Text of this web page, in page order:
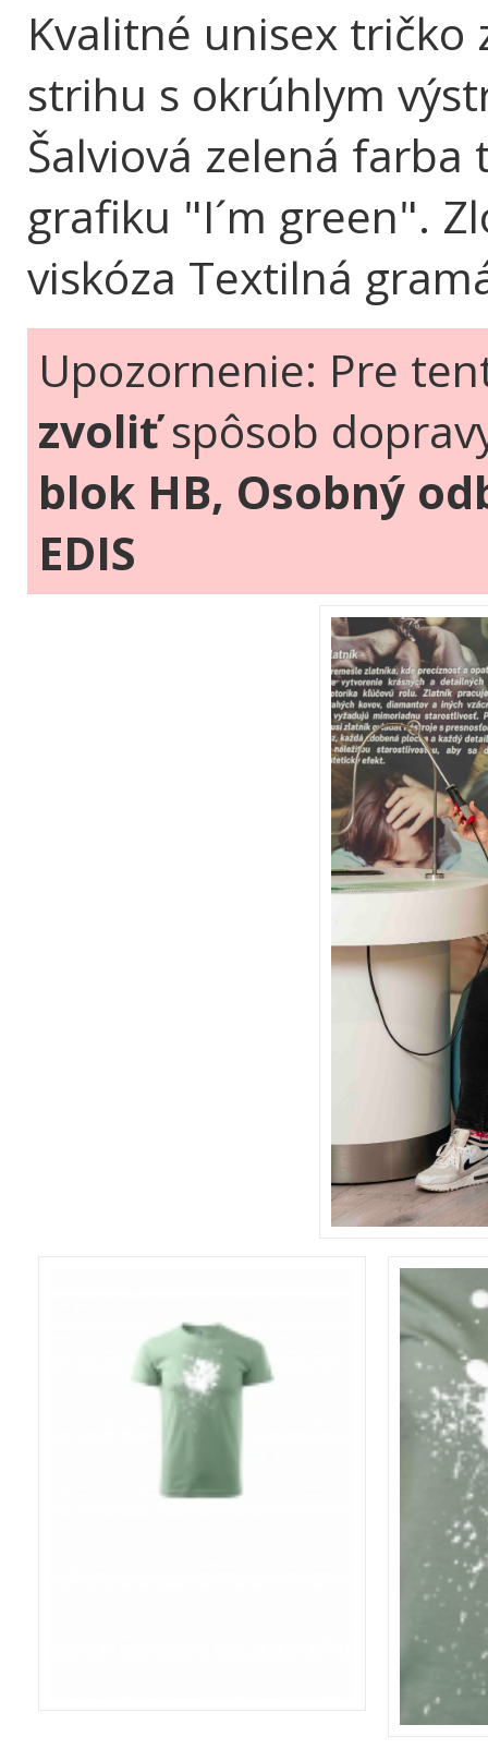
Kvalitné unisex
strihu s okrúhlym
Šalviová zelená
grafiku "I´m green".
viskóza Textilná
Upozornenie: Pre
zvoliťspôsob
blok HB, Osobný
EDIS